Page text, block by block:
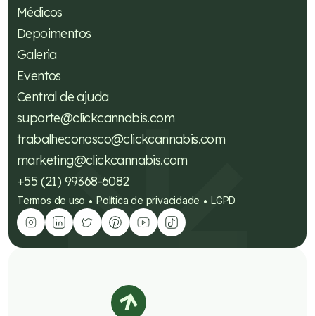
Médicos
Depoimentos
Galeria
Eventos
Central de ajuda
suporte@clickcannabis.com
trabalheconosco@clickcannabis.com
marketing@clickcannabis.com
+55 (21) 99368-6082
Termos de uso • Política de privacidade • LGPD